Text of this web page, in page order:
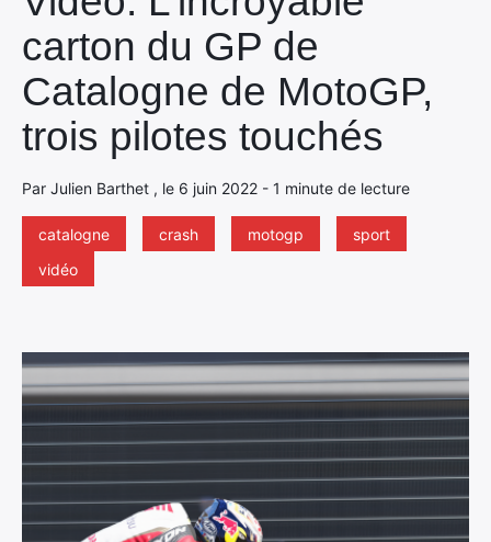
carton du GP de
Catalogne de MotoGP,
trois pilotes touchés
Par Julien Barthet , le 6 juin 2022 - 1 minute de lecture
catalogne crash motogp
sport
vidéo